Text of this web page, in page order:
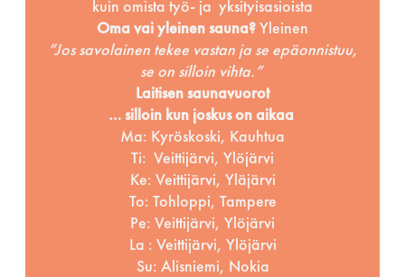
kuin omista työ- ja yksityisasioista
Oma vai yleinen sauna?Yleinen
”Jos savolainen tekee vastan ja se epäonnistuu,
se on silloin vihta.”
Laitisen saunavuorot
… silloin kun joskus on aikaa
Ma: Kyröskoski, Kauhtua
Ti: Veittijärvi, Ylöjärvi
Ke: Veittijärvi, Yläjärvi
To: Tohloppi, Tampere
Pe: Veittijärvi, Ylöjärvi
La : Veittijärvi, Ylöjärvi
Su: Alisniemi, Nokia